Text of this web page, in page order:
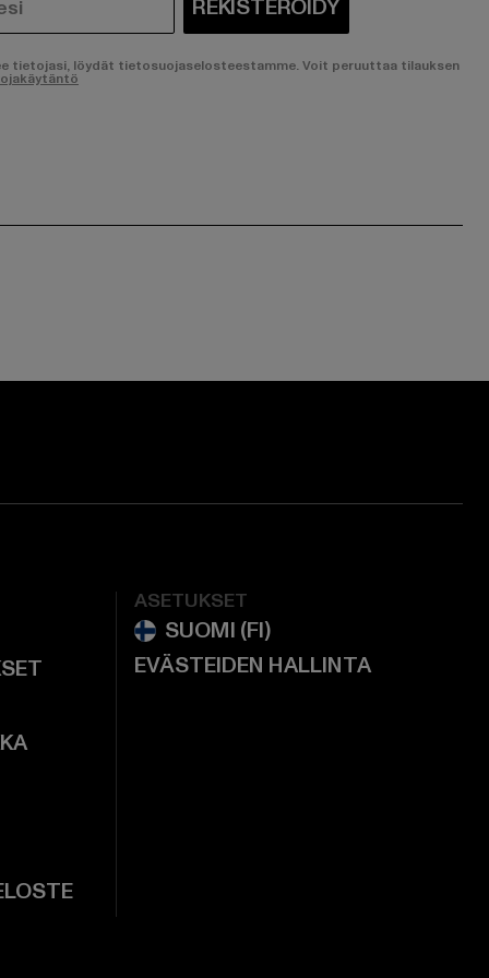
REKISTERÖIDY
tietojasi, löydät tietosuojaselosteestamme. Voit peruuttaa tilauksen
page:channel:
ASETUKSET
EVÄSTEIDEN HALLINTA